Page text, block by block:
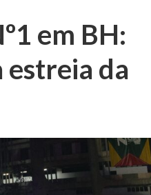
em BH:
estreia da